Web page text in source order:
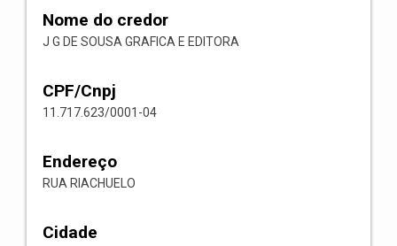
Nome do credor
J G DE SOUSA GRAFICA E EDITORA
CPF/Cnpj
11.717.623/0001-04
Endereço
RUA RIACHUELO
Cidade